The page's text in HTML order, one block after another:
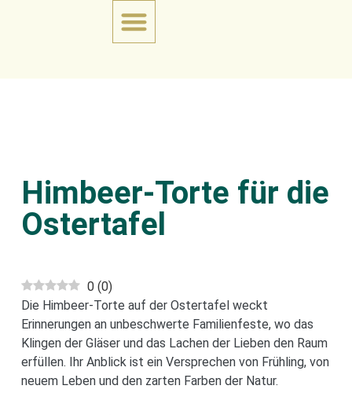
Himbeer-Torte für die
Ostertafel
0 (0)
Die Himbeer-Torte auf der Ostertafel weckt
Erinnerungen an unbeschwerte Familienfeste, wo das
Klingen der Gläser und das Lachen der Lieben den Raum
erfüllen. Ihr Anblick ist ein Versprechen von Frühling, von
neuem Leben und den zarten Farben der Natur.